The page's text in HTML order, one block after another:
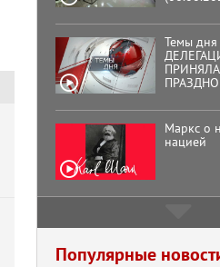
Темы
ТРЕТЬЕЙ ГОДОВЩИНЫ
ОТ
Маркс о
нацией
Популярные